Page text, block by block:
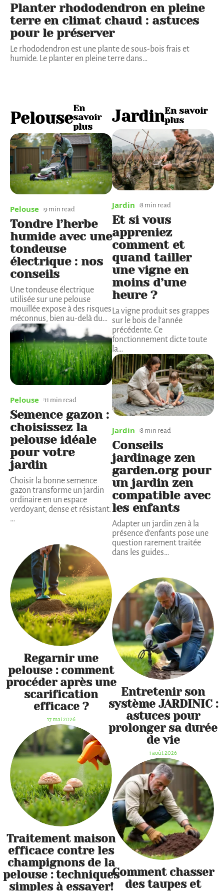
Planter rhododendron en pleine
terre en climat chaud : astuces
pour le préserver
Le rhododendron est une plante de sous-bois frais et
humide. Le planter en pleine terre dans…
Pelouse
En
savoir
plus
Pelouse 9 min read
Tondre l’herbe
humide avec une
tondeuse
électrique : nos
conseils
Une tondeuse électrique
utilisée sur une pelouse
mouillée expose à des risques
méconnus, bien au-delà du…
Pelouse 11 min read
Semence gazon :
choisissez la
pelouse idéale
pour votre
jardin
Choisir la bonne semence
gazon transforme un jardin
ordinaire en un espace
verdoyant, dense et résistant.
…
Regarnir une
pelouse : comment
procéder après une
scarification
efficace ?
17 mai 2026
Traitement maison
efficace contre les
champignons de la
pelouse : techniques
simples à essayer!
JardinEn savoir
plus
Jardin 8 min read
Et si vous
appreniez
comment et
quand tailler
une vigne en
moins d’une
heure ?
La vigne produit ses grappes
sur le bois de l'année
précédente. Ce
fonctionnement dicte toute
la…
Jardin 8 min read
Conseils
jardinage zen
garden.org pour
un jardin zen
compatible avec
les enfants
Adapter un jardin zen à la
présence d'enfants pose une
question rarement traitée
dans les guides…
Entretenir son
système JARDINIC :
astuces pour
prolonger sa durée
de vie
1 août 2026
Comment chasser
des taupes et